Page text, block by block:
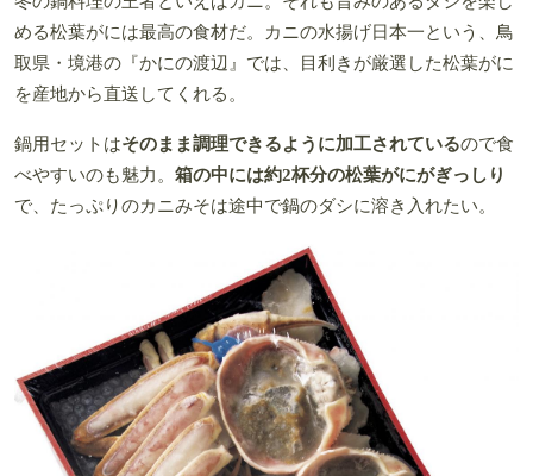
める松葉がには最高の食材だ。カニの水揚げ日本一という、鳥
取県・境港の『かにの渡辺』では、目利きが厳選した松葉がに
を産地から直送してくれる。
鍋用セットはそのまま調理できるように加工されているので食
べやすいのも魅力。 箱の中には約2杯分の松葉がにがぎっしり
で、たっぷりのカニみそは途中で鍋のダシに溶き入れたい。